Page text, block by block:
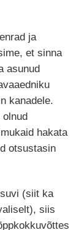
ja
et sinna
asunud
kanadele.
olnud
hakata
otsustasin
(siit ka
siis